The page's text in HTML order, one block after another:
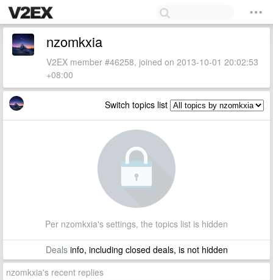
nzomkxia
V2EX member #46258, joined on 2013-10-01 20:02:53
+08:00
Switch topics list
Per nzomkxia's settings, the topics list is hidden
Dealsinfo, including closed deals, is not hidden
nzomkxia's recent replies